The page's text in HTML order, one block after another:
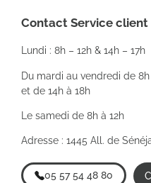
Contact Service client
Lundi : 8h – 12h & 14h – 17h
Du mardi au vendredi de 8h
et de 14h à 18h
Le samedi de 8h à 12h
Adresse : 1445 All. de
05 57 54 48 80